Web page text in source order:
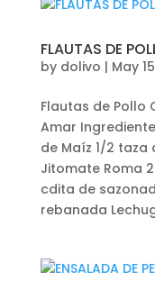
FLAUTAS DE
by dolivo | May
Flautas de Pollo
Amar
de Maíz 1/2 taza
Jitomate Roma 2
cdita de
rebanada